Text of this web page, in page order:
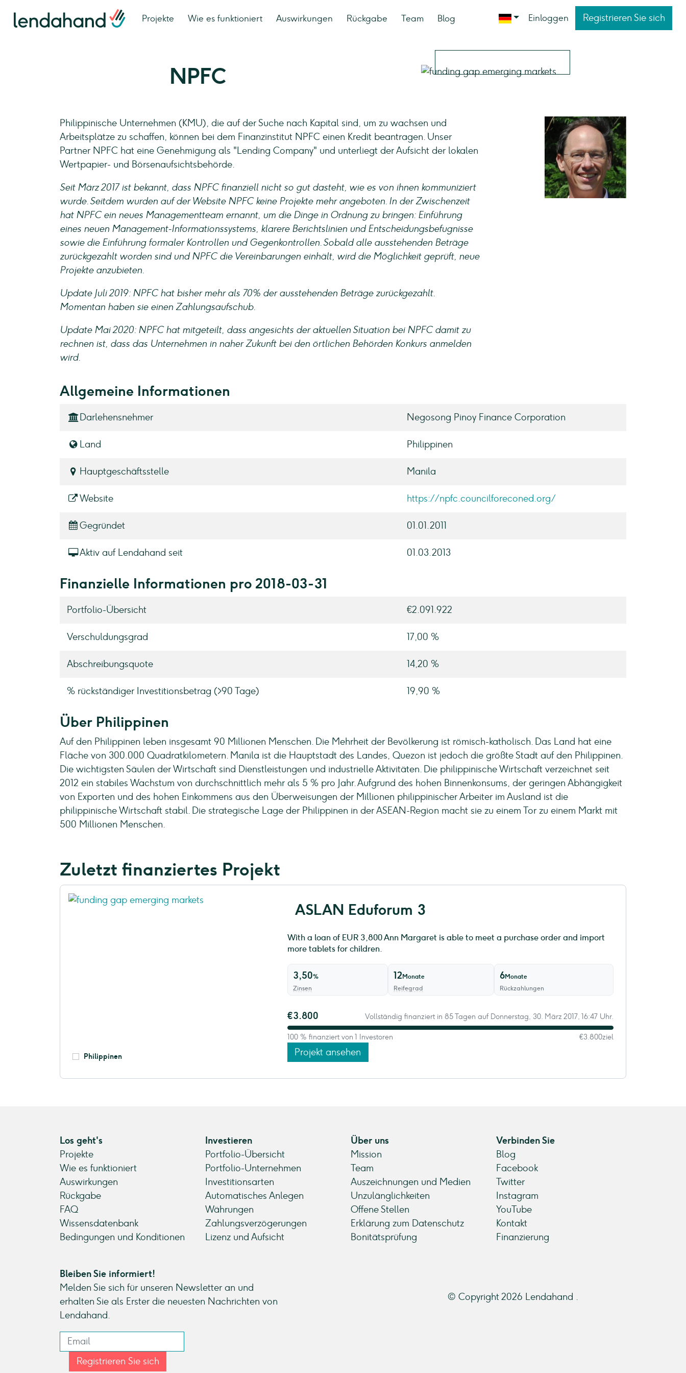
Projekte Wie es funktioniert Auswirkungen Rückgabe Team Blog Einloggen Registrieren Sie sich
NPFC
Philippinische Unternehmen (KMU), die auf der Suche nach Kapital sind, um zu wachsen und
Arbeitsplätze zu schaffen, können bei dem Finanzinstitut NPFC einen Kredit beantragen. Unser
Partner NPFC hat eine Genehmigung als "Lending Company" und unterliegt der Aufsicht der lokalen
Wertpapier- und Börsenaufsichtsbehörde.
Seit März 2017 ist bekannt, dass NPFC finanziell nicht so gut dasteht, wie es von ihnen kommuniziert
wurde. Seitdem wurden auf der Website NPFC keine Projekte mehr angeboten. In der Zwischenzeit
hat NPFC ein neues Managementteam ernannt, um die Dinge in Ordnung zu bringen: Einführung
eines neuen Management-Informationssystems, klarere Berichtslinien und Entscheidungsbefugnisse
sowie die Einführung formaler Kontrollen und Gegenkontrollen. Sobald alle ausstehenden Beträge
zurückgezahlt worden sind und NPFC die Vereinbarungen einhält, wird die Möglichkeit geprüft, neue
Projekte anzubieten.
Update Juli 2019: NPFC hat bisher mehr als 70% der ausstehenden Beträge zurückgezahlt.
Momentan haben sie einen Zahlungsaufschub.
Update Mai 2020: NPFC hat mitgeteilt, dass angesichts der aktuellen Situation bei NPFC damit zu
rechnen ist, dass das Unternehmen in naher Zukunft bei den örtlichen Behörden Konkurs anmelden
wird.
Allgemeine Informationen
Darlehensnehmer Negosong Pinoy Finance Corporation
Land Philippinen
Hauptgeschäftsstelle Manila
Website https://npfc.councilforeconed.org/
Gegründet 01.01.2011
Aktiv auf Lendahand seit 01.03.2013
Finanzielle Informationen pro 2018-03-31
Portfolio-Übersicht €2.091.922
Verschuldungsgrad 17,00 %
Abschreibungsquote 14,20 %
% rückständiger Investitionsbetrag (>90 Tage) 19,90 %
Über Philippinen
Auf den Philippinen leben insgesamt 90 Millionen Menschen. Die Mehrheit der Bevölkerung ist römisch-katholisch. Das Land hat eine
Fläche von 300.000 Quadratkilometern. Manila ist die Hauptstadt des Landes, Quezon ist jedoch die größte Stadt auf den Philippinen.
Die wichtigsten Säulen der Wirtschaft sind Dienstleistungen und industrielle Aktivitäten. Die philippinische Wirtschaft verzeichnet seit
2012 ein stabiles Wachstum von durchschnittlich mehr als 5 % pro Jahr. Aufgrund des hohen Binnenkonsums, der geringen Abhängigkeit
von Exporten und des hohen Einkommens aus den Überweisungen der Millionen philippinischer Arbeiter im Ausland ist die
philippinische Wirtschaft stabil. Die strategische Lage der Philippinen in der ASEAN-Region macht sie zu einem Tor zu einem Markt mit
500 Millionen Menschen.
Zuletzt finanziertes Projekt
Philippinen
ASLAN Eduforum 3
With a loan of EUR 3,800 Ann Margaret is able to meet a purchase order and import
more tablets for children.
3,50%
Zinsen
12 Monate
Reifegrad
6Monate
Rückzahlungen
€3.800 Vollständig finanziert in 85 Tagen auf Donnerstag, 30. März 2017, 16:47 Uhr.
100 % finanziert von 1 Investoren €3.800ziel
Projekt ansehen
Los geht's
Projekte
Wie es funktioniert
Auswirkungen
Rückgabe
FAQ
Wissensdatenbank
Bedingungen und Konditionen
Investieren
Portfolio-Übersicht
Portfolio-Unternehmen
Investitionsarten
Automatisches Anlegen
Währungen
Zahlungsverzögerungen
Lizenz und Aufsicht
Über uns
Mission
Team
Auszeichnungen und Medien
Unzulänglichkeiten
Offene Stellen
Erklärung zum Datenschutz
Bonitätsprüfung
Verbinden Sie
Blog
Facebook
Twitter
Instagram
YouTube
Kontakt
Finanzierung
Bleiben Sie informiert!
Melden Sie sich für unseren Newsletter an und
erhalten Sie als Erster die neuesten Nachrichten von
Lendahand.
Registrieren Sie sich
© Copyright 2026 Lendahand .